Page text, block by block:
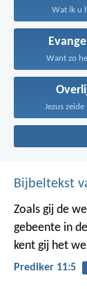
Wat ik u
Want zo
Jezus
Bijbeltekst
Zoals gij de
gebeente in
kent gij het
Prediker 11:5